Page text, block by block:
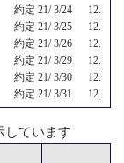
約定 21/ 3/24 12.
約定 21/ 3/25 12.
約定 21/ 3/26 12.
約定 21/ 3/29 12.
約定 21/ 3/30 12.
約定 21/ 3/31 12.
しています